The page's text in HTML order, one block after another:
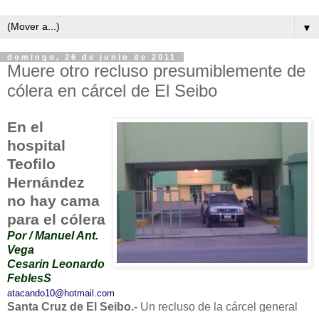
▼
domingo, 26 de junio de 2011
Muere otro recluso presumiblemente de
cólera en cárcel de El Seibo
En el
hospital
Teofilo
Hernández
no hay cama
para el cólera
Por / Manuel Ant.
Vega
Cesarin Leonardo
FeblesS
atacando10@hotmail.com
Santa Cruz de El Seibo.- Un recluso de la cárcel general